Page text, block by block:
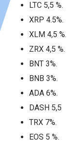
LTC 5,5 %.
XRP 4.5%.
XLM 4,5 %.
ZRX 4,5 %.
BNT 3%.
BNB 3%.
ADA 6%.
DASH 5,5
TRX 7%.
EOS 5 %.